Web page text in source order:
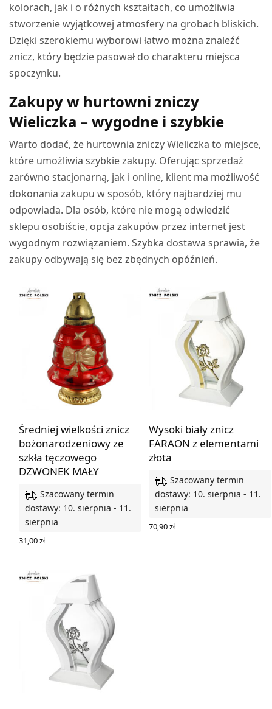
kolorach, jak i o różnych kształtach, co umożliwia
stworzenie wyjątkowej atmosfery na grobach bliskich.
Dzięki szerokiemu wyborowi łatwo można znaleźć
znicz, który będzie pasował do charakteru miejsca
spoczynku.
Zakupy w hurtowni zniczy
Wieliczka – wygodne i szybkie
Warto dodać, że hurtownia zniczy Wieliczka to miejsce,
które umożliwia szybkie zakupy. Oferując sprzedaż
zarówno stacjonarną, jak i online, klient ma możliwość
dokonania zakupu w sposób, który najbardziej mu
odpowiada. Dla osób, które nie mogą odwiedzić
sklepu osobiście, opcja zakupów przez internet jest
wygodnym rozwiązaniem. Szybka dostawa sprawia, że
zakupy odbywają się bez zbędnych opóźnień.
Średniej wielkości znicz
bożonarodzeniowy ze
szkła tęczowego
DZWONEK MAŁY
Szacowany termin
dostawy: 10. sierpnia - 11.
sierpnia
31,00zł
Wysoki biały znicz
FARAON z elementami
złota
Szacowany termin
dostawy: 10. sierpnia - 11.
sierpnia
70,90zł